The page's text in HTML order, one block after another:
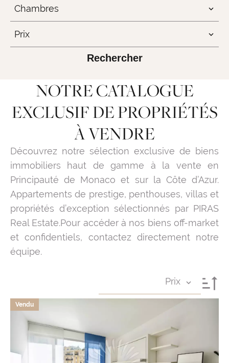
Chambres
Prix
Rechercher
NOTRE CATALOGUE
EXCLUSIF DE PROPRIÉTÉS
À VENDRE
Découvrez notre sélection exclusive de biens
immobiliers haut de gamme à la vente en
Principauté de Monaco et sur la Côte d’Azur.
Appartements de prestige, penthouses, villas et
propriétés d’exception sélectionnés par PIRAS
Real Estate.Pour accéder à nos biens off-market
et confidentiels, contactez directement notre
équipe.
Prix
Vendu